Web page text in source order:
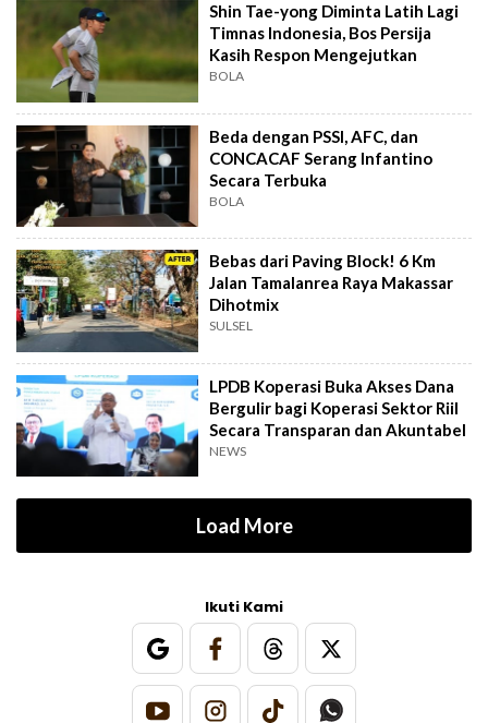
Shin Tae-yong Diminta Latih Lagi
Timnas Indonesia, Bos Persija
Kasih Respon Mengejutkan
BOLA
Beda dengan PSSI, AFC, dan
CONCACAF Serang Infantino
Secara Terbuka
BOLA
Bebas dari Paving Block! 6 Km
Jalan Tamalanrea Raya Makassar
Dihotmix
SULSEL
LPDB Koperasi Buka Akses Dana
Bergulir bagi Koperasi Sektor Riil
Secara Transparan dan Akuntabel
NEWS
Load More
Ikuti Kami